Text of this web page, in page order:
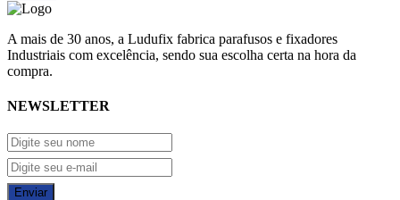
A mais de 30 anos, a Ludufix fabrica parafusos e fixadores
Industriais com excelência, sendo sua escolha certa na hora da
compra.
NEWSLETTER
Enviar